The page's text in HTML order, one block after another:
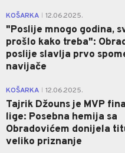
KOŠARKA 12.06.2025.
"Poslije mnogo godina,
prošlo kako treba":
poslije slavlja prvo
navijače
KOŠARKA 12.06.2025.
Tajrik Džouns je MVP
lige: Posebna hemija sa
Obradovićem donijela
veliko priznanje